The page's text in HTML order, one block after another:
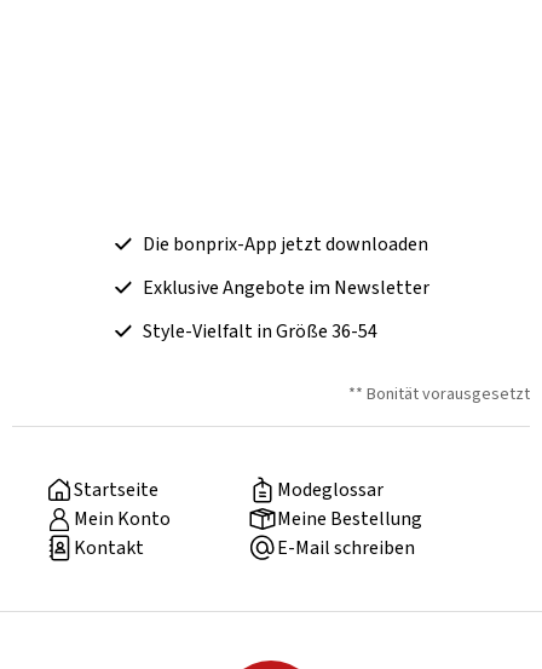
Die bonprix-App jetzt downloaden
Exklusive Angebote im Newsletter
Style-Vielfalt in Größe 36-54
** Bonität vorausgesetzt
Startseite
Modeglossar
Mein Konto
Meine Bestellung
Kontakt
E-Mail schreiben